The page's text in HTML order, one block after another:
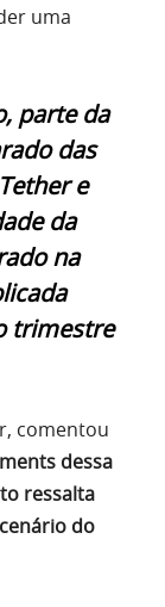
uma
parte da
das
e
da
na
trimestre
comentou
dessa
ressalta
do